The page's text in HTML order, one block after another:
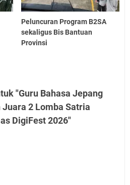
Peluncuran Program B2SA
sekaligus Bis Bantuan
Provinsi
"Guru Bahasa Jepang
Juara 2 Lomba Satria
DigiFest 2026"